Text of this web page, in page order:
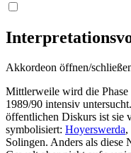
Akkordeon öffnen/
Mittlerweile wird die
1989/90 intensiv
öffentlichen Diskurs ist sie
symbolisiert: Hoyerswerda,
Solingen. Anders als diese